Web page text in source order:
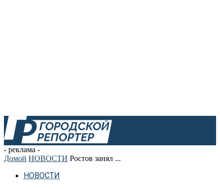
- реклама -
Домой НОВОСТИ Ростов занял ...
НОВОСТИ